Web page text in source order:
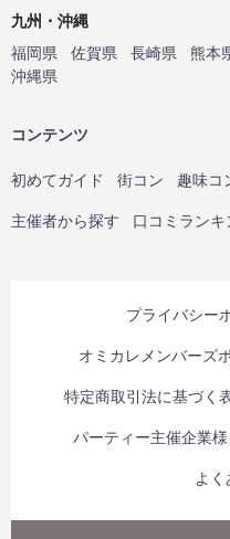
九州・沖縄
福岡県
佐賀県 長崎県 熊本
沖縄県
コンテンツ
初めてガイド 街コン 趣味コ
主催者から探す 口コミランキ
プライバシー
オミカレメンバーズ
特定商取引法に基づく
パーティー主催企業様
よ